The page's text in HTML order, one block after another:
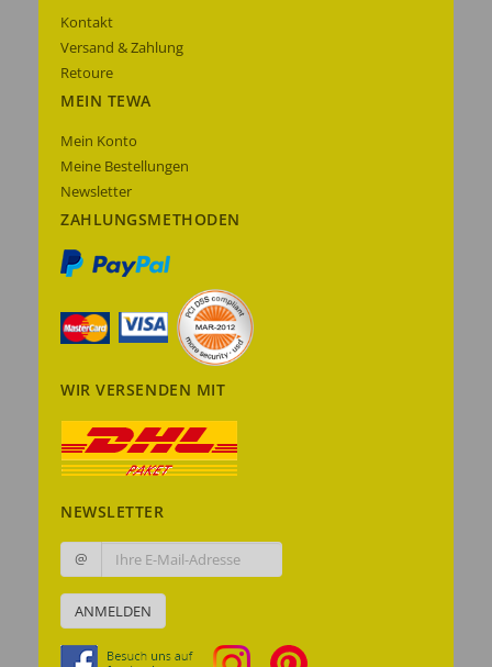
Kontakt
Versand & Zahlung
Retoure
MEIN TEWA
Mein Konto
Meine Bestellungen
Newsletter
ZAHLUNGSMETHODEN
WIR VERSENDEN MIT
NEWSLETTER
@
ANMELDEN